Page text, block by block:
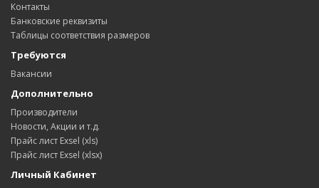
Контакты
Банковские реквизиты
Таблицы соответствия размеров
Требуются
Вакансии
Дополнительно
Производители
Новости, Акции и т.д.
Прайс лист Exsel (xls)
Прайс лист Exsel (xlsx)
Личный Кабинет